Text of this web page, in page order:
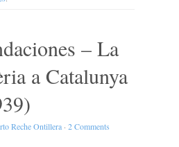
– La
a Catalunya
Reche Ontillera · 2 Comments